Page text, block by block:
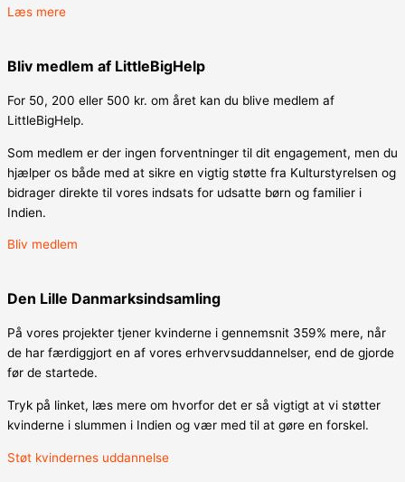
Læs mere
Bliv medlem af LittleBigHelp
For 50, 200 eller 500 kr. om året kan du blive medlem af
LittleBigHelp.
Som medlem er der ingen forventninger til dit engagement, men du
hjælper os både med at sikre en vigtig støtte fra Kulturstyrelsen og
bidrager direkte til vores indsats for udsatte børn og familier i
Indien.
Bliv medlem
Den Lille Danmarksindsamling
På vores projekter tjener kvinderne i gennemsnit 359% mere, når
de har færdiggjort en af vores erhvervsuddannelser, end de gjorde
før de startede.
Tryk på linket, læs mere om hvorfor det er så vigtigt at vi støtter
kvinderne i slummen i Indien og vær med til at gøre en forskel.
Støt kvindernes uddannelse